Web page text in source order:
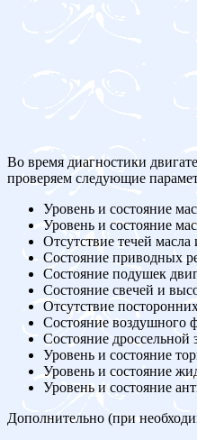
Во время диагностики
проверяем следующие
Уровень и состояние
Уровень и состояние
Отсутствие течей
Состояние приводных
Состояние подушек
Состояние свечей и
Отсутствие
Состояние воздушного
Состояние дроссельной
Уровень и состояние
Уровень и состояние
Уровень и состояние
Дополнительно (при